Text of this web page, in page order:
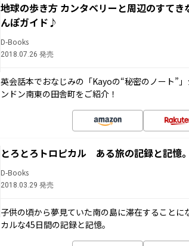
地球の歩き方 カンタベリーと周辺のすて
んぽガイド♪
D-Books
2018.07.26 発売
英会話本でおなじみの「Kayoの“秘密のノート”
ンドン南東の田舎町をご紹介！
とろとろトロピカル ある旅の記録と記
D-Books
2018.03.29 発売
子供の頃から夢見ていた南の島に滞在すること
カルな45日間の記録と記憶。